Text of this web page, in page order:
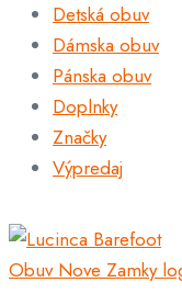
Detská obuv
Dámska obuv
Pánska obuv
Doplnky
Značky
Výpredaj